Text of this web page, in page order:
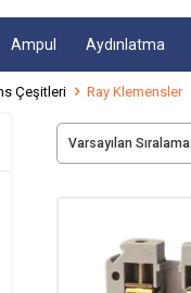
Ampul Aydınlatma
Çeşitleri Ray Klemensler